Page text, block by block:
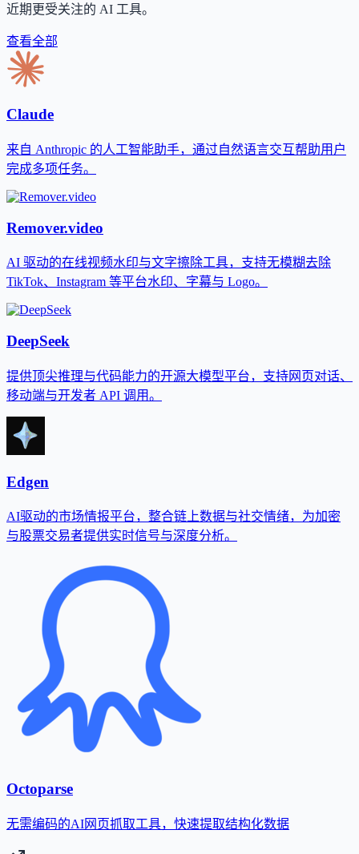
近期更受关注的 AI 工具。
查看全部
Claude
来自 Anthropic 的人工智能助手，通过自然语言交互帮助用户
完成多项任务。
Remover.video
AI 驱动的在线视频水印与文字擦除工具，支持无模糊去除
TikTok、Instagram 等平台水印、字幕与 Logo。
DeepSeek
提供顶尖推理与代码能力的开源大模型平台，支持网页对话、
移动端与开发者 API 调用。
Edgen
AI驱动的市场情报平台，整合链上数据与社交情绪，为加密
与股票交易者提供实时信号与深度分析。
Octoparse
无需编码的AI网页抓取工具，快速提取结构化数据